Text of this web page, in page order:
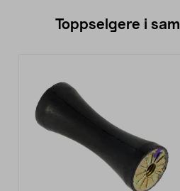
Toppselgere i